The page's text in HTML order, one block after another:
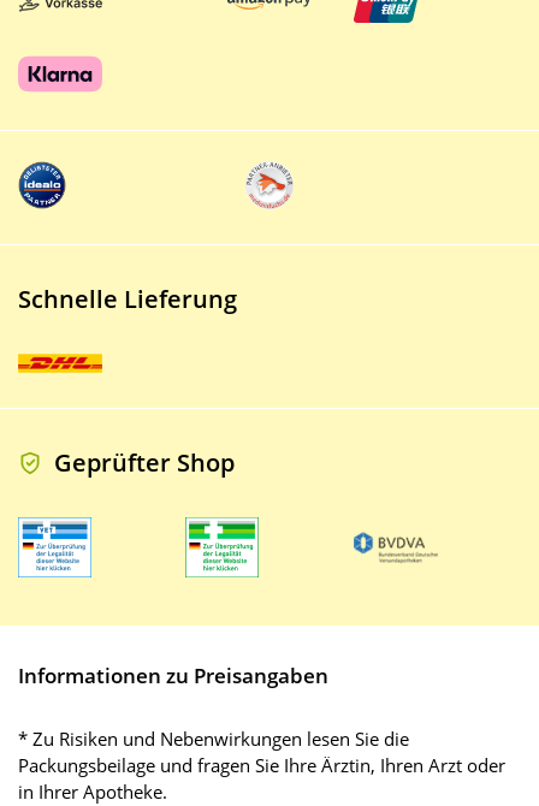
Schnelle Lieferung
Geprüfter Shop
Informationen zu Preisangaben
* Zu Risiken und Nebenwirkungen lesen Sie die
Packungsbeilage und fragen Sie Ihre Ärztin, Ihren Arzt oder
in Ihrer Apotheke.